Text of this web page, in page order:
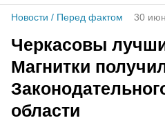
Новости / Перед фактом 30
Черкасовы
Магнитки
области